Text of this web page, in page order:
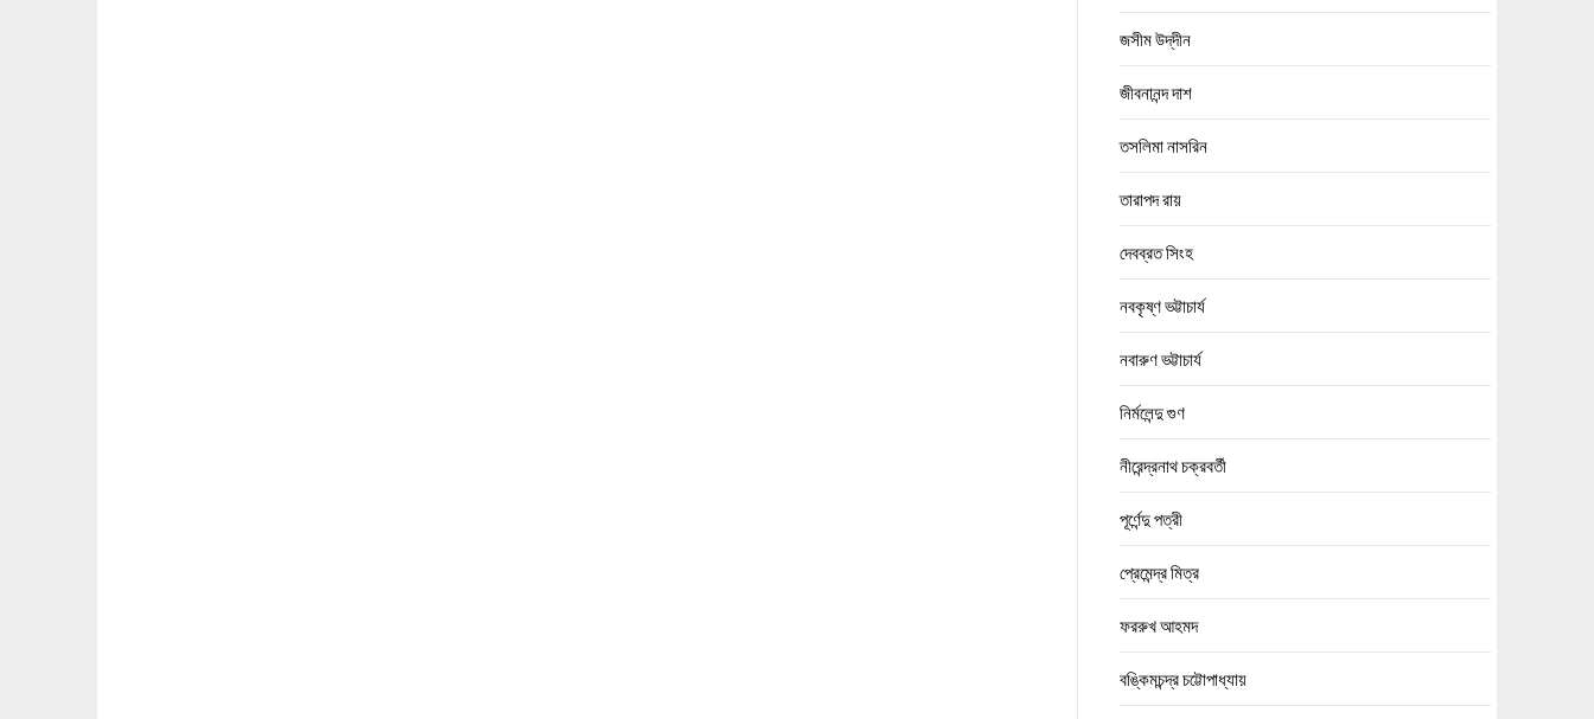
জসীম উদ্‌দীন
জীবনানন্দ দাশ
তসলিমা নাসরিন
তারাপদ রায়
দেবব্রত সিংহ
নবকৃষ্ণ ভট্টাচার্য
নবারুণ ভট্টাচার্য
নির্মলেন্দু গুণ
নীরেন্দ্রনাথ চক্রবর্তী
পূর্ণেন্দু পত্রী
প্রেমেন্দ্র মিত্র
ফররুখ আহমদ
বঙ্কিমচন্দ্র চট্টোপাধ্যায়